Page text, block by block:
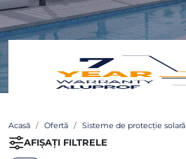
Acasă Ofertă Sisteme de protecție solară
AFIȘAȚI FILTRELE